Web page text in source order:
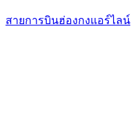
สายการบินฮ่องกงแอร์ไลน์